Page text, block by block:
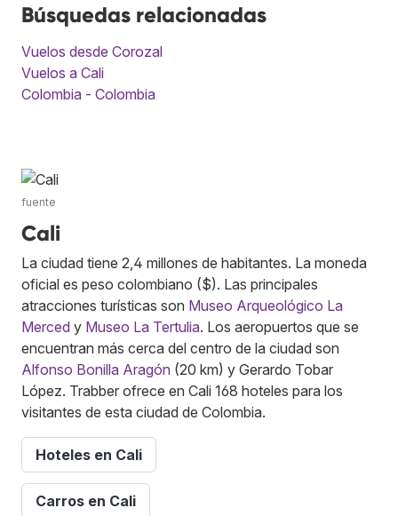
Búsquedas relacionadas
Vuelos desde Corozal
Vuelos a Cali
Colombia - Colombia
fuente
Cali
La ciudad tiene 2,4 millones de habitantes. La moneda
oficial es peso colombiano ($). Las principales
atracciones turísticas son Museo Arqueológico La
Merced y Museo La Tertulia. Los aeropuertos que se
encuentran más cerca del centro de la ciudad son
Alfonso Bonilla Aragón (20 km) y Gerardo Tobar
López. Trabber ofrece en Cali 168 hoteles para los
visitantes de esta ciudad de Colombia.
Hoteles en Cali
Carros en Cali